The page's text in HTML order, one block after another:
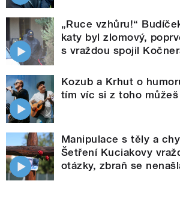
„Ruce vzhůru!“
katy byl zlomový,
s vraždou spojil
Kozub a Krhut o
tím víc si z toho
Manipulace s těly a
Šetření Kuciakovy
otázky, zbraň se